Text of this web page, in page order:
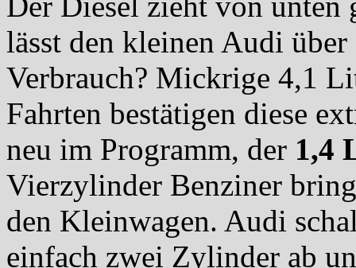
lässt den kleinen Audi
Verbrauch? Mickrige 4,1
Fahrten bestätigen diese
neu im Programm, der 1,4
Vierzylinder Benziner
den Kleinwagen. Audi
einfach zwei Zylinder ab